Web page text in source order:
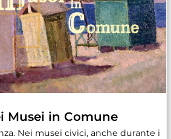
Musei in Comune
Nei musei civici, anche durante i